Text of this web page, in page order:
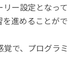
ー設定となって
進めることがで
で、プログラミ